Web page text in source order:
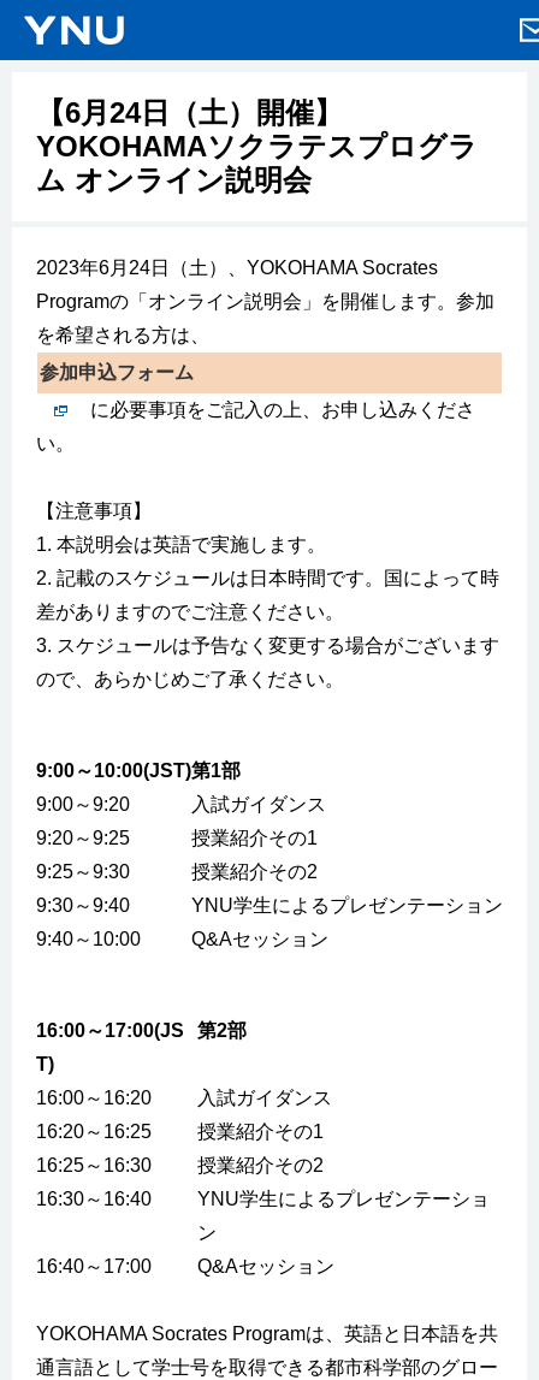
【6月24日（土）開催】
YOKOHAMAソクラテスプログラ
ム オンライン説明会
2023年6月24日（土）、YOKOHAMA Socrates
Programの「オンライン説明会」を開催します。参加
を希望される方は、
参加申込フォーム
に必要事項をご記入の上、お申し込みくださ
い。
【注意事項】
1. 本説明会は英語で実施します。
2. 記載のスケジュールは日本時間です。国によって時
差がありますのでご注意ください。
3. スケジュールは予告なく変更する場合がございます
ので、あらかじめご了承ください。
9:00～10:00(JST)第1部
9:00～9:20
入試ガイダンス
9:20～9:25
授業紹介その1
9:25～9:30
授業紹介その2
9:30～9:40
YNU学生によるプレゼンテーション
9:40～10:00
Q&Aセッション
16:00～17:00(JS
T)
第2部
16:00～16:20
入試ガイダンス
16:20～16:25
授業紹介その1
16:25～16:30
授業紹介その2
16:30～16:40
YNU学生によるプレゼンテーショ
ン
16:40～17:00
Q&Aセッション
YOKOHAMA Socrates Programは、英語と日本語を共
通言語として学士号を取得できる都市科学部のグロー